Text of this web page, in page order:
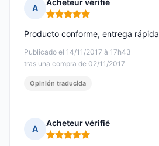
A
Acheteur vérifié
Nota: 5 de 5
Publicado el 14/11/2017 à 17h43
tras una compra de 02/11/2017
Producto conforme, entrega rápida
Opinión traducida
A
Acheteur vérifié
Nota: 5 de 5